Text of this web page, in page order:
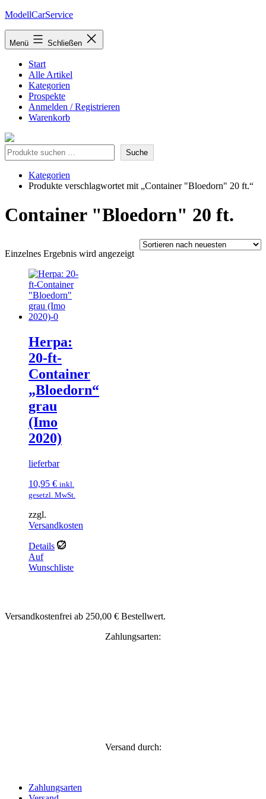
Zum
springen
ModellCarService
Menü Schließen
Start
Alle Artikel
Kategorien
Prospekte
Anmelden / Registrieren
Warenkorb
Suche Suche
Kategorien
Produkte verschlagwortet mit „Container "Bloedorn" 20 ft.“
Container "Bloedorn" 20 ft.
Einzelnes Ergebnis wird angezeigt
Herpa:
20-ft-
Container
„Bloedorn“
grau
(Imo
2020)
lieferbar
10,95 € inkl.
gesetzl. MwSt.
zzgl.
Versandkosten
Details
Auf
Wunschliste
Versandkostenfrei ab 250,00 € Bestellwert.
Zahlungsarten:
Versand durch:
Zahlungsarten